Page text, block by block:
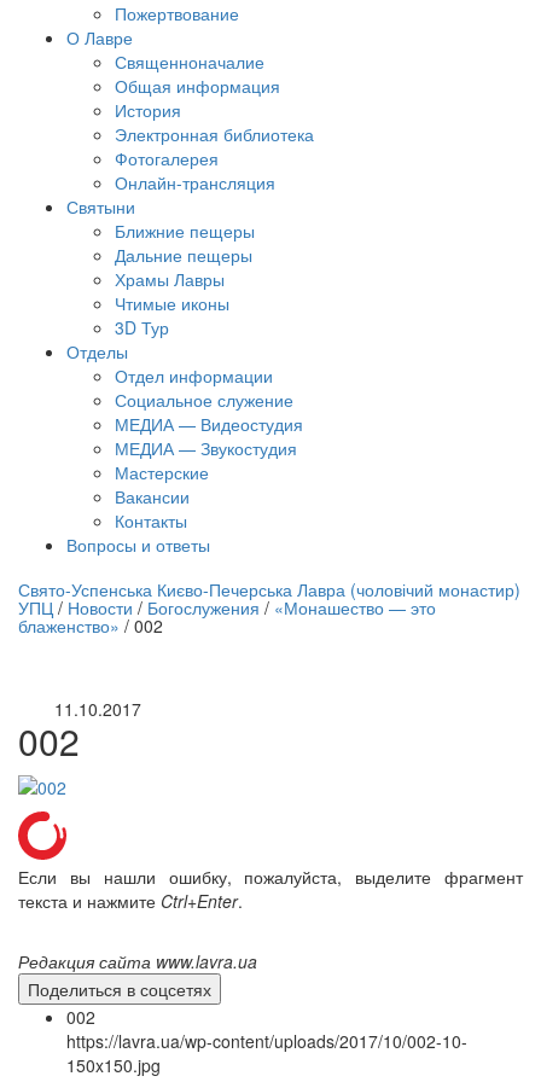
Пожертвование
О Лавре
Священноначалие
Общая информация
История
Электронная библиотека
Фотогалерея
Онлайн-трансляция
Святыни
Ближние пещеры
Дальние пещеры
Храмы Лавры
Чтимые иконы
3D Тур
Отделы
Отдел информации
Социальное служение
МЕДИА — Видеостудия
МЕДИА — Звукостудия
Мастерские
Вакансии
Контакты
Вопросы и ответы
трансляция | 12 сентября
трансляции
Свято-Успенська Києво-Печерська Лавра (чоловічий монастир)
УПЦ / Новости / Богослужения / «Монашество — это
блаженство» / 002
11.10.2017
002
Если вы нашли ошибку, пожалуйста, выделите фрагмент
текста и нажмите Ctrl+Enter.
Редакция сайта www.lavra.ua
Поделиться в соцсетях
002
https://lavra.ua/wp-content/uploads/2017/10/002-10-
150x150.jpg